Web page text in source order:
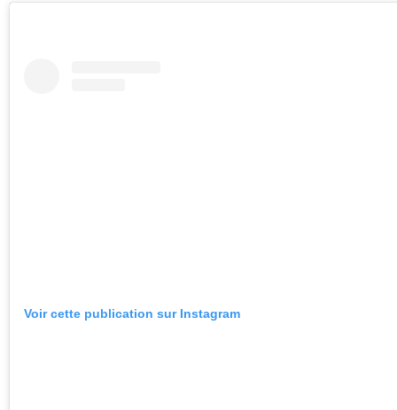
Voir cette publication sur Instagram